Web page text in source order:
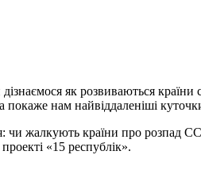
як розвиваються
нам найвіддаленіші
жалкують країни про розпад
«15 республік».